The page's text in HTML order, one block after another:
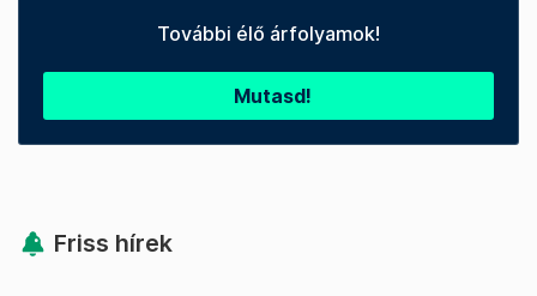
További élő árfolyamok!
Mutasd!
Friss hírek